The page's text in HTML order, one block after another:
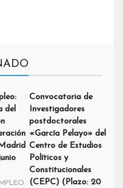
del
Convocatoria de
Investigadores
postdoctorales
«García Pelayo» del
Centro de Estudios
Políticos y
Constitucionales
(CEPC) (Plazo: 20